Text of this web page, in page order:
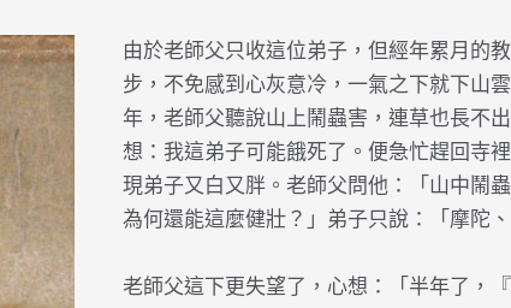
由於老師父只收這位弟子，但經年累月的
步，不免感到心灰意冷，一氣之下就下山
年，老師父聽說山上鬧蟲害，連草也長不
想：我這弟子可能餓死了。便急忙趕回寺
現弟子又白又胖。老師父問他：「山中鬧
為何還能這麼健壯？」弟子只說：「摩陀、
老師父這下更失望了，心想：「半年了，